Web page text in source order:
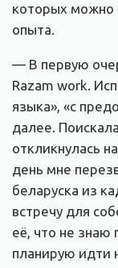
которых можно
опыта.
— В первую
Razam work.
языка», «с
далее.
откликнулась
день мне
беларуска из
встречу для
её, что не знаю
планирую идти